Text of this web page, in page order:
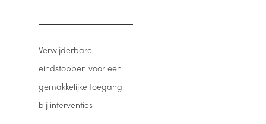
Verwijderbare
eindstoppen voor een
gemakkelijke toegang
bij interventies